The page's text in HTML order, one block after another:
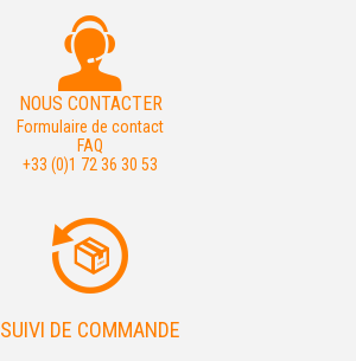
NOUS CONTACTER
Formulaire de contact
FAQ
+33 (0)1 72 36 30 53
SUIVI DE COMMANDE